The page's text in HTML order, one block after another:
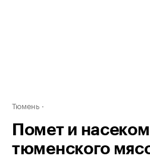
Тюмень
Помет и
тюменского